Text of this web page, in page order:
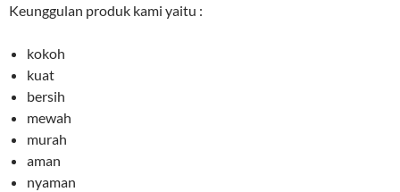
Keunggulan produk kami yaitu :
kokoh
kuat
bersih
mewah
murah
aman
nyaman